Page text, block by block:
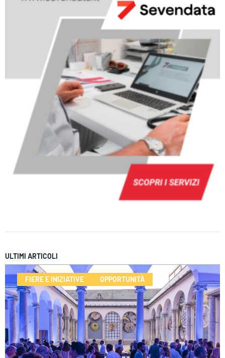
ULTIMI ARTICOLI
FIERE E INIZIATIVE OPPORTUNITÀ